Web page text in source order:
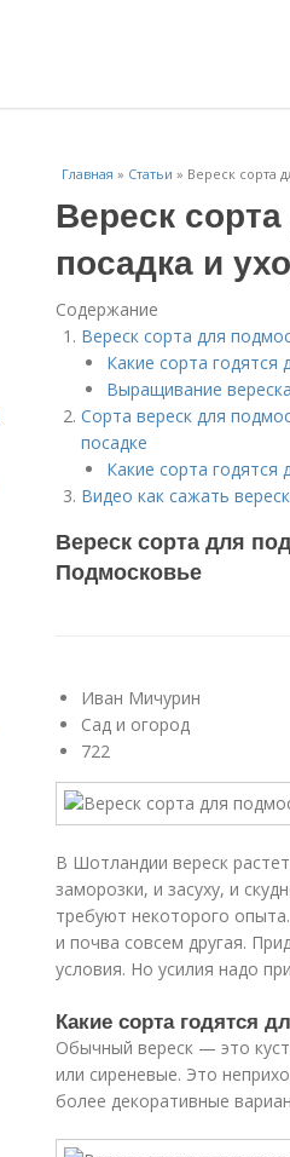
Главная » Статьи » Вереск сорта
Вереск
посадка и
Содержание
Вереск сорта для
Какие сорта годятся
Выращивание
Сорта вереск для
посадке
Какие сорта годятся
Видео как сажать
Вереск сорта для
Подмосковье
Иван Мичурин
Сад и огород
722
В Шотландии вереск
заморозки, и засуху, и
требуют некоторого
и почва совсем другая.
условия. Но усилия надо
Какие сорта годятся
Обычный вереск — это
или сиреневые. Это
более декоративные